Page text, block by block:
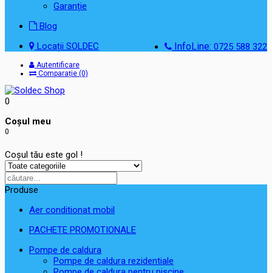
Garanție
Blog
InfoLine: 0725 588 322
Locații SOLDEC
Autentificare
Comparație (0)
0
Coşul meu
0
Coșul tău este gol !
Produse
Aer conditionat mobil
PACHETE PROMOTIONALE
Pompe de caldura
Pompe de caldura rezidentiale